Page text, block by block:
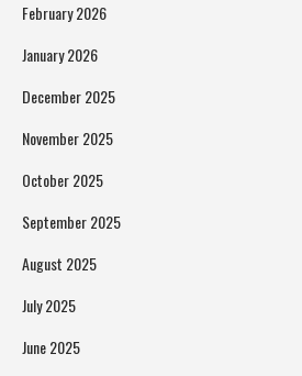
February 2026
January 2026
December 2025
November 2025
October 2025
September 2025
August 2025
July 2025
June 2025